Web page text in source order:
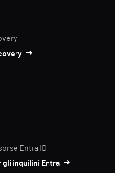
Entra ID
gli inquilini Entra